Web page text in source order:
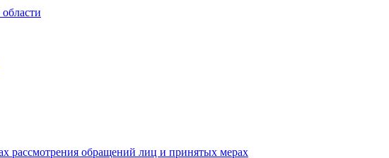
рассмотрения обращений лиц и принятых мерах